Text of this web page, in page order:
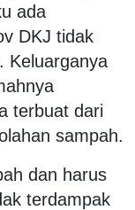
ada
DKJ tidak
Keluarganya
terbuat dari
sampah.
dan harus
terdampak